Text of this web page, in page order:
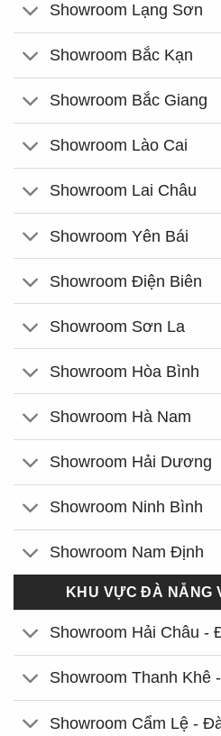
Showroom Lạng Sơn
Showroom Bắc Kạn
Showroom Bắc Giang
Showroom Lào Cai
Showroom Lai Châu
Showroom Yên Bái
Showroom Điện Biên
Showroom Sơn La
Showroom Hòa Bình
Showroom Hà Nam
Showroom Hải Dương
Showroom Ninh Bình
Showroom Nam Định
KHU VỰC ĐÀ NẴNG
Showroom Hải Châu -
Showroom Thanh Khê
Showroom Cẩm Lệ -